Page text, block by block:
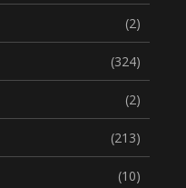
(2)
(324)
(2)
(213)
(10)